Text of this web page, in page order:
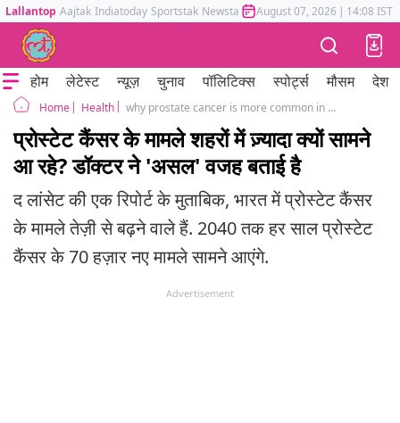
Lallantop Aajtak Indiatoday Sportstak Newstak Mumbai Tak Astrotak
August 07, 2026 | 14:08 IST
होम लेटेस्ट न्यूज़ चुनाव पॉलिटिक्स स्पोर्ट्स मौसम देश
Home Health why prostate cancer is more common in urban areas of india
प्रोस्टेट कैंसर के मामले शहरों में ज़्यादा क्यों सामने
आ रहे? डॉक्टर ने 'असल' वजह बताई है
द लांसेट की एक रिपोर्ट के मुताबिक, भारत में प्रोस्टेट कैंसर
के मामले तेज़ी से बढ़ने वाले हैं. 2040 तक हर साल प्रोस्टेट
कैंसर के 70 हज़ार नए मामले सामने आएंगे.
Advertisement